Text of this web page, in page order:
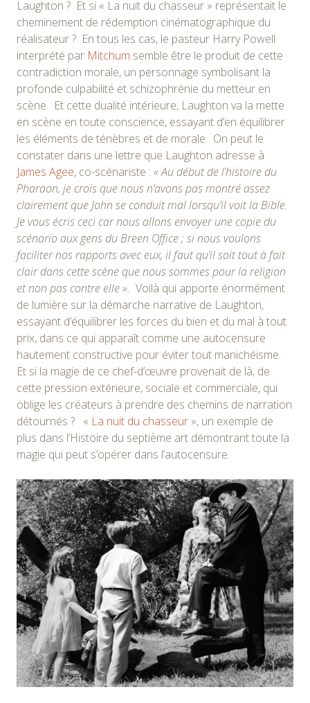
Laughton ? Et si « La nuit du chasseur » représentait le
cheminement de rédemption cinématographique du
réalisateur ? En tous les cas, le pasteur Harry Powell
interprété par Mitchum semble être le produit de cette
contradiction morale, un personnage symbolisant la
profonde culpabilité et schizophrénie du metteur en
scène. Et cette dualité intérieure, Laughton va la mette
en scène en toute conscience, essayant d’en équilibrer
les éléments de ténèbres et de morale. On peut le
constater dans une lettre que Laughton adresse à
James Agee, co-scénariste : « Au début de l’histoire du
Pharaon, je crois que nous n’avons pas montré assez
clairement que John se conduit mal lorsqu’il voit la Bible.
Je vous écris ceci car nous allons envoyer une copie du
scénario aux gens du Breen Office ; si nous voulons
faciliter nos rapports avec eux, il faut qu’il soit tout à fait
clair dans cette scène que nous sommes pour la religion
et non pas contre elle ». Voilà qui apporte énormément
de lumière sur la démarche narrative de Laughton,
essayant d’équilibrer les forces du bien et du mal à tout
prix, dans ce qui apparaît comme une autocensure
hautement constructive pour éviter tout manichéisme.
Et si la magie de ce chef-d’œuvre provenait de là, de
cette pression extérieure, sociale et commerciale, qui
oblige les créateurs à prendre des chemins de narration
détournés ? « La nuit du chasseur », un exemple de
plus dans l’Histoire du septième art démontrant toute la
magie qui peut s’opérer dans l’autocensure.